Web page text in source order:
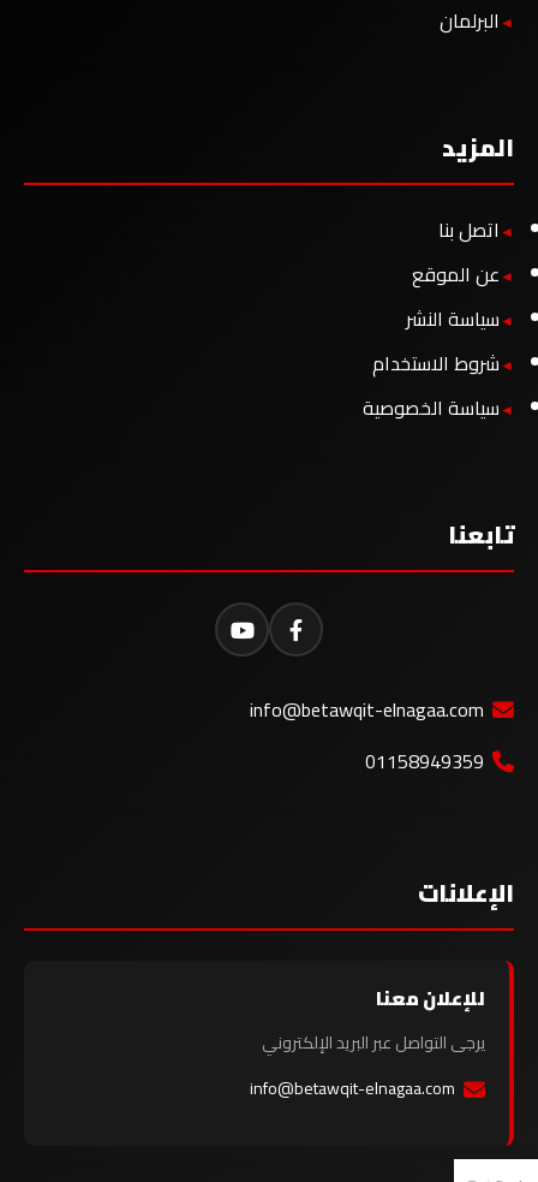
البرلمان
المزيد
اتصل بنا
عن الموقع
سياسة النشر
شروط الاستخدام
سياسة الخصوصية
تابعنا
info@betawqit-elnagaa.com
01158949359
الإعلانات
للإعلان معنا
يرجى التواصل عبر البريد الإلكتروني
info@betawqit-elnagaa.com